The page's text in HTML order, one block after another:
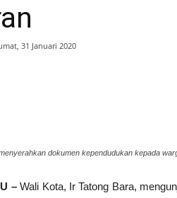
31 Januari 2020
dokumen kependudukan kepada
–Wali Kota, Ir Tatong Bara,